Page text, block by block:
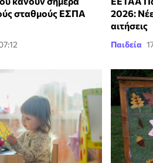
σταθμούς ΕΣΠΑ
2026:
αιτήσεις
Παιδεία